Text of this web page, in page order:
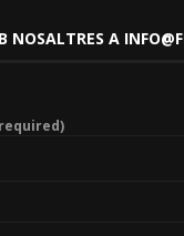
NOSALTRES A